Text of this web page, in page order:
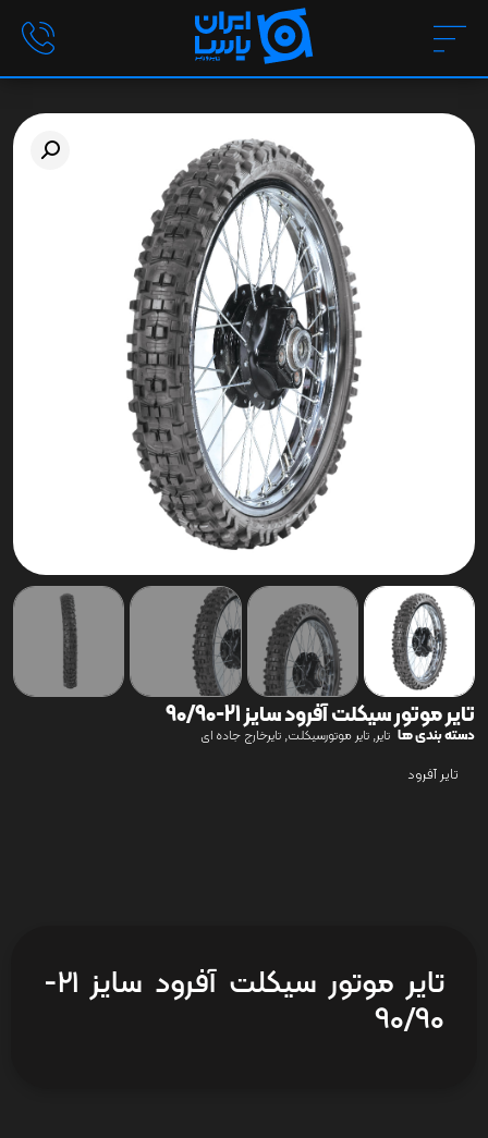
تایر موتور سیکلت آفرود سایز 21-90/90
دسته بندی ها تایر, تایر موتورسیکلت, تایرخارج جاده ای
تایر آفرود
تایر موتور سیکلت آفرود سایز 21-
90/90